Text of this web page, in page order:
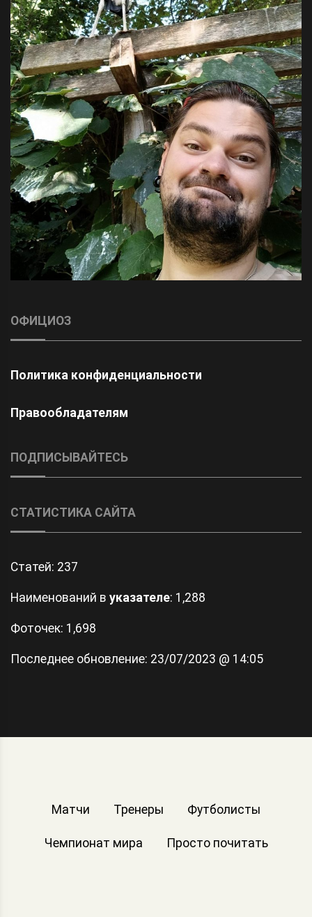
ОФИЦИОЗ
Политика конфиденциальности
Правообладателям
ПОДПИСЫВАЙТЕСЬ
СТАТИСТИКА САЙТА
Статей: 237
Наименований в указателе: 1,288
Фоточек: 1,698
Последнее обновление: 23/07/2023 @ 14:05
Матчи Тренеры Футболисты
Чемпионат мира Просто почитать